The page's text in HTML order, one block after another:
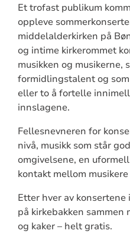
Et trofast publikum
oppleve
middelalderkirken på
og intime kirkerommet
musikken og musikerne,
formidlingstalent og
eller to å fortelle
innslagene.
Fellesnevneren for
nivå, musikk som står
omgivelsene, en
kontakt mellom
Etter hver av
på kirkebakken sammen
og kaker – helt gratis.